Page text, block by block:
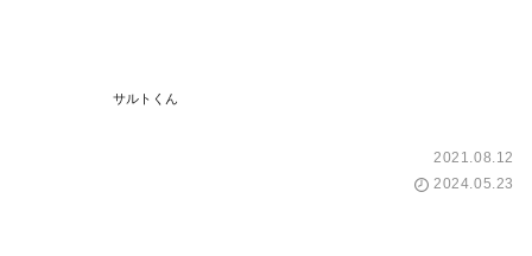
サルトくん
2021.08.12
2024.05.23